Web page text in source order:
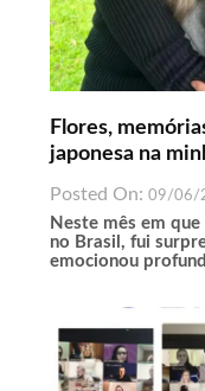
Flores,
japonesa na
Posted On: 09/06/
Neste mês em
no Brasil, fui
emocionou